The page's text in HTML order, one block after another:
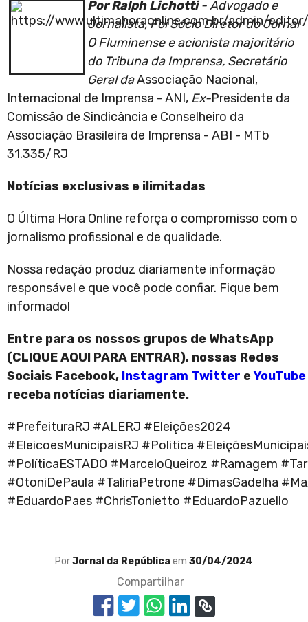
Por Ralph Lichotti- Advogado e
Jornalista, Foi Sócio Diretor do Jornal
O Fluminense e acionista majoritário
do Tribuna da Imprensa, Secretário
Geral daAssociação Nacional,
Internacional de Imprensa - ANI, Ex-Presidente da
Comissão de Sindicância e Conselheiro da
Associação Brasileira de Imprensa - ABI - MTb
31.335/RJ
Notícias exclusivas e ilimitadas
O Última Hora Online reforça o compromisso com o
jornalismo profissional e de qualidade.
Nossa redação produz diariamente informação
responsável e que você pode confiar. Fique bem
informado!
Entre para os nossos grupos de WhatsApp
(CLIQUE AQUI PARA ENTRAR), nossas Redes
Sociais Facebook, Instagram Twitter eYouTube
receba notícias diariamente.
#PrefeituraRJ #ALERJ #Eleições2024
#EleicoesMunicipaisRJ #Politica
#PolíticaESTADO #MarceloQueiroz #Ramagem
#OtoniDePaula #TaliriaPetrone #DimasGadelha
#EduardoPaes #ChrisTonietto #EduardoPazuello
PorJornal da República em 30/04/2024
Compartilhar